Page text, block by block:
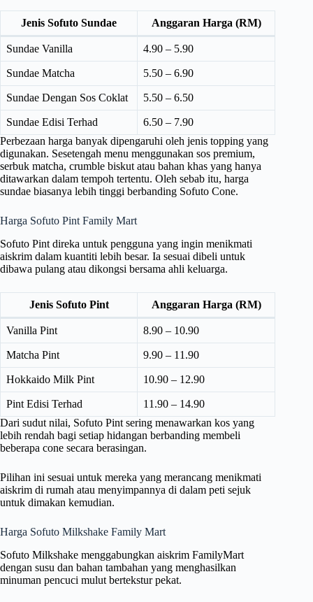
Jenis Sofuto Sundae Anggaran Harga (RM)
Sundae Vanilla 4.90 – 5.90
Sundae Matcha 5.50 – 6.90
Sundae Dengan Sos Coklat 5.50 – 6.50
Sundae Edisi Terhad
6.50 – 7.90
Perbezaan harga banyak dipengaruhi oleh jenis topping yang
digunakan. Sesetengah menu menggunakan sos premium,
serbuk matcha, crumble biskut atau bahan khas yang hanya
ditawarkan dalam tempoh tertentu. Oleh sebab itu, harga
sundae biasanya lebih tinggi berbanding Sofuto Cone.
Harga Sofuto Pint Family Mart
Sofuto Pint direka untuk pengguna yang ingin menikmati
aiskrim dalam kuantiti lebih besar. Ia sesuai dibeli untuk
dibawa pulang atau dikongsi bersama ahli keluarga.
Jenis Sofuto Pint Anggaran Harga (RM)
Vanilla Pint 8.90 – 10.90
Matcha Pint 9.90 – 11.90
Hokkaido Milk Pint 10.90 – 12.90
Pint Edisi Terhad
11.90 – 14.90
Dari sudut nilai, Sofuto Pint sering menawarkan kos yang
lebih rendah bagi setiap hidangan berbanding membeli
beberapa cone secara berasingan.
Pilihan ini sesuai untuk mereka yang merancang menikmati
aiskrim di rumah atau menyimpannya di dalam peti sejuk
untuk dimakan kemudian.
Harga Sofuto Milkshake Family Mart
Sofuto Milkshake menggabungkan aiskrim FamilyMart
dengan susu dan bahan tambahan yang menghasilkan
minuman pencuci mulut bertekstur pekat.